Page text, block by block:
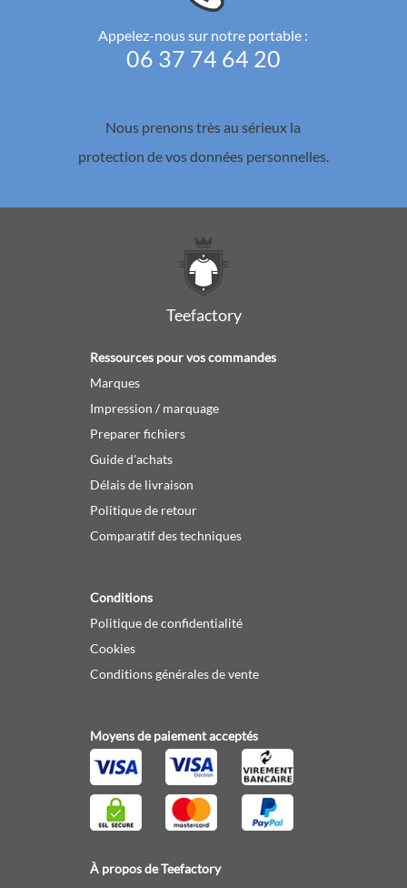
Appelez-nous sur notre portable :
06 37 74 64 20
Nous prenons très au sérieux la
protection de vos données personnelles.
Teefactory
Ressources pour vos commandes
Marques
Impression / marquage
Preparer fichiers
Guide d'achats
Délais de livraison
Politique de retour
Comparatif des techniques
Conditions
Politique de confidentialité
Cookies
Conditions générales de vente
Moyens de paiement acceptés
À propos de Teefactory